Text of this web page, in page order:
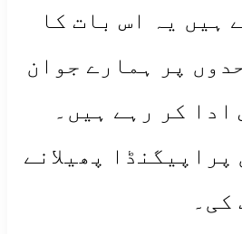
ہیں یہ اس بات کا
پر ہمارے جوان
کر رہے ہیں۔
پراپیگنڈا پھیلانے